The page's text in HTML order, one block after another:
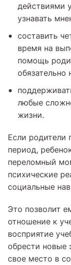
действиями
узнавать
составить
время на
помощь
любые
жизни.
Если родители
период,
переломный
психические
социальные
Это позволит
отношение к
восприятие
обрести новые
свое место в